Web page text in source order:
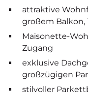
attraktive
großem Balkon,
Maisonette-
Zugang
exklusive
großzügigen
stilvoller